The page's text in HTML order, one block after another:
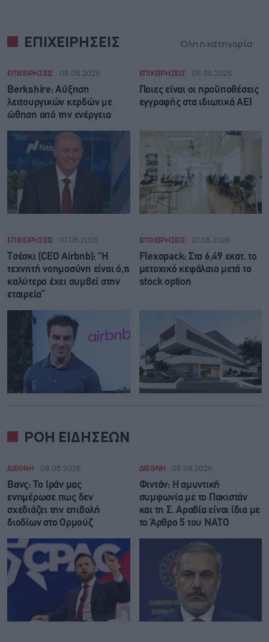
ΕΠΙΧΕΙΡΗΣΕΙΣ Όλη η κατηγορία
ΕΠΙΧΕΙΡΗΣΕΙΣ 08.08.2026
Berkshire: Αύξηση
λειτουργικών κερδών με
ώθηση από την ενέργεια
ΕΠΙΧΕΙΡΗΣΕΙΣ 08.08.2026
Ποιες είναι οι προϋποθέσεις
εγγραφής στα ιδιωτικά ΑΕΙ
ΕΠΙΧΕΙΡΗΣΕΙΣ 07.08.2026
Τσέσκι (CEO Airbnb): “Η
τεχνητή νοημοσύνη είναι ό,τι
καλύτερο έχει συμβεί στην
εταιρεία”
ΕΠΙΧΕΙΡΗΣΕΙΣ 07.08.2026
Flexopack: Στα 6,49 εκατ. το
μετοχικό κεφάλαιο μετά το
stock option
ΡΟΗ ΕΙΔΗΣΕΩΝ
ΔΙΕΘΝΗ 08.08.2026
Βανς: Το Ιράν μας
ενημέρωσε πως δεν
σχεδιάζει την επιβολή
διοδίων στο Ορμούζ
ΔΙΕΘΝΗ 08.08.2026
Φιντάν: Η αμυντική
συμφωνία με το Πακιστάν
και τη Σ. Αραβία είναι ίδια με
τo Άρθρο 5 του ΝΑΤΟ